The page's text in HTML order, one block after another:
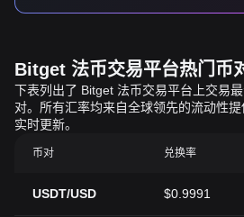
Bitget 法币交易平台热门币
下表列出了 Bitget 法币交易平台上交易
对。所有汇率均来自全球领先的流动性
实时更新。
币对 兑换率
USDT/USD $0.9991